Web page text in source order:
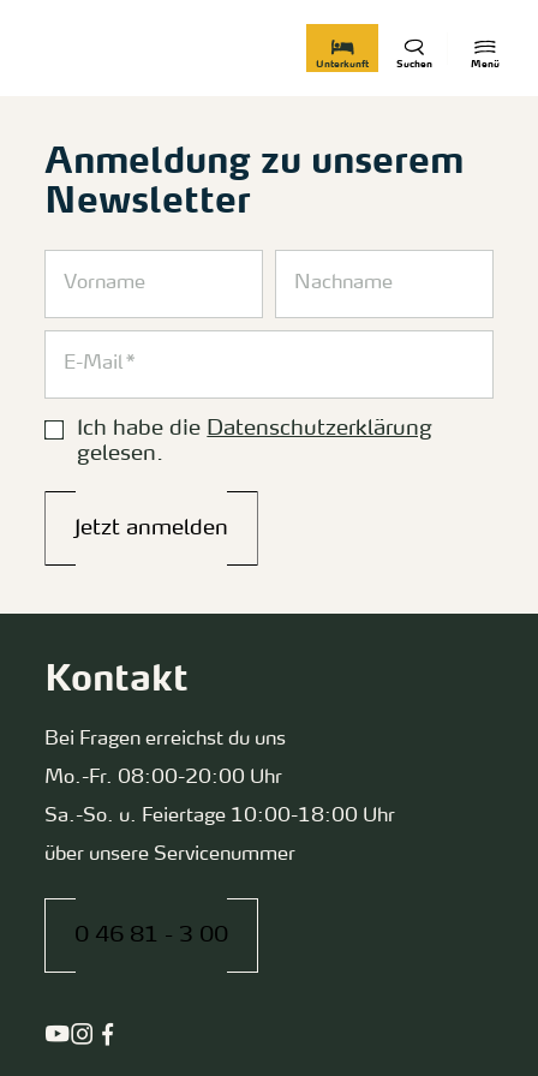
Menü
Suchen
Unterkunft
Anmeldung zu unserem
Newsletter
Ich habe die Datenschutzerklärung
gelesen.
Jetzt anmelden
Kontakt
Bei Fragen erreichst du uns
Mo.-Fr. 08:00-20:00 Uhr
Sa.-So. u. Feiertage 10:00-18:00 Uhr
über unsere Servicenummer
0 46 81 - 3 00